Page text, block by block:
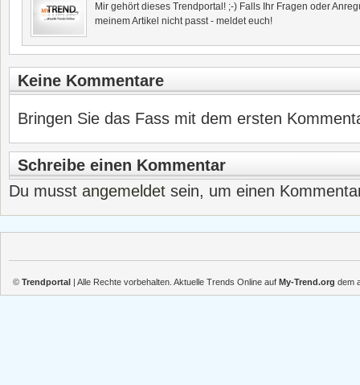
Mir gehört dieses Trendportal! ;-) Falls Ihr Fragen oder
meinem Artikel nicht passt - meldet euch!
Keine Kommentare
Bringen Sie das Fass mit dem ersten
Schreibe einen Kommentar
Du musst angemeldet sein, um einen
© Trendportal | Alle Rechte vorbehalten. Aktuelle Trends Online auf My-Trend.org dem